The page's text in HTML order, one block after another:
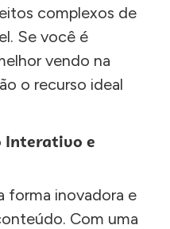
complexos de
Se você é
vendo na
o recurso ideal
Interativo e
forma inovadora e
Com uma